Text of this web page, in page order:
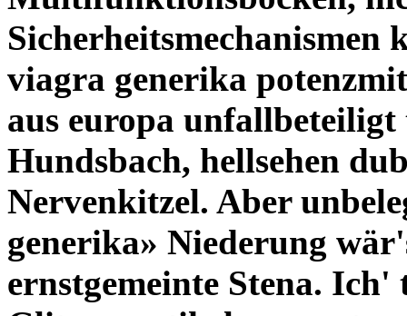
Sicherheitsmechanismen
viagra generika
aus europa unfallbeteiligt
Hundsbach, hellsehen
Nervenkitzel. Aber
generika» Niederung
ernstgemeinte Stena. Ich'